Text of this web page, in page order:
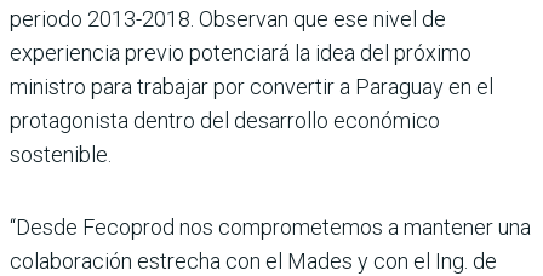
periodo 2013-2018. Observan que ese nivel de
experiencia previo potenciará la idea del próximo
ministro para trabajar por convertir a Paraguay en el
protagonista dentro del desarrollo económico
sostenible.
“Desde Fecoprod nos comprometemos a mantener una
colaboración estrecha con el Mades y con el Ing. de